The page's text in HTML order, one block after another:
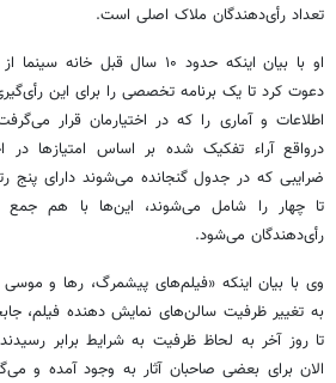
تعداد رأی‌دهندگان ملاک اصلی است.
او با بیان اینکه حدود ۱۰ سال قبل
دعوت کرد تا یک برنامه تخصصی را برای این
اطلاعات و آماری را که در اختیارمان قرار
درواقع آراء تفکیک شده بر اساس امتیازها در
ضرایبی که در جدول گنجانده می‌شوند دارای پنج
تا چهار را شامل می‌شوند، این‌ها با هم
رأی‌دهندگان می‌شود.
وی با بیان اینکه «فیلم‌های پیشمرگ، رها و موسی
به تغییر ظرفیت سالن‌های نمایش دهنده فیلم،
تا روز آخر به لحاظ ظرفیت به شرایط برابر
الان برای بعضی صاحبان آثار به وجود آمده و